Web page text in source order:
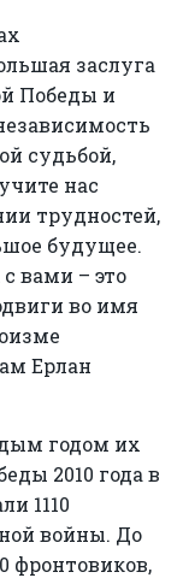
заслуга
Победы и
судьбой,
нас
трудностей,
будущее.
вами – это
во имя
Ерлан
годом их
2010 года в
1110
войны. До
фронтовиков,